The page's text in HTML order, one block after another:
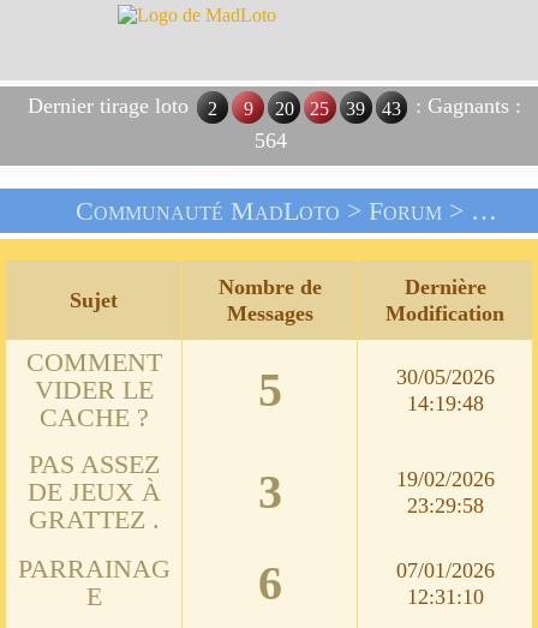
Dernier tirage loto 2 9 20 25 39 43
: Gagnants :
564
Communauté MadLoto > Forum> On Vous Informe
Sujet
Nombre de
Messages
Dernière
Modification
COMMENT
VIDER LE
CACHE ?
5
30/05/2026
14:19:48
PAS ASSEZ
DE JEUX À
GRATTEZ .
3
19/02/2026
23:29:58
PARRAINAG
E
6
07/01/2026
12:31:10